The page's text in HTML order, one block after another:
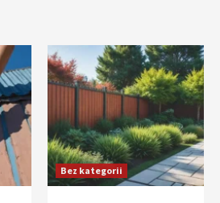
Bez kategorii